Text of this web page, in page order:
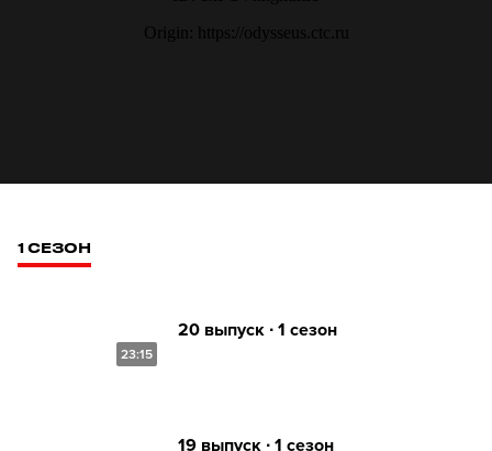
1 СЕЗОН
23:15
20 выпуск ∙ 1 сезон
19 выпуск ∙ 1 сезон